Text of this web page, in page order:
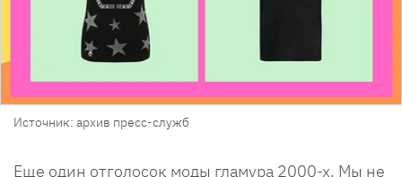
Источник: архив пресс-служб
Еще один отголосок моды гламура 2000-х. Мы не